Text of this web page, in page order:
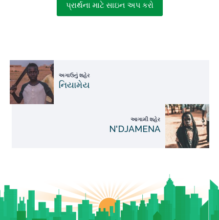
પ્રાર્થના માટે સાઇન અપ કરો
અગાઉનું શહેર
નિયામેય
આગામી શહેર
N'DJAMENA